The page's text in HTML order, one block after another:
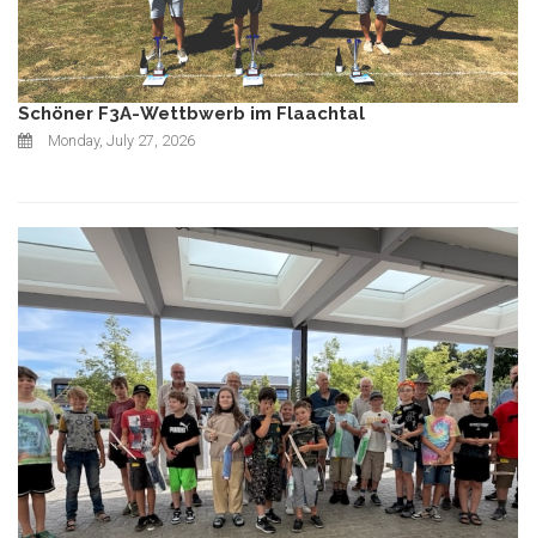
Schöner F3A-Wettbwerb im Flaachtal
Monday, July 27, 2026